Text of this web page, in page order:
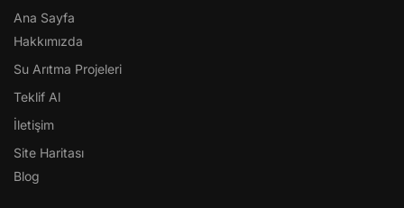
Ana Sayfa
Hakkımızda
Su Arıtma Projeleri
Teklif Al
İletişim
Site Haritası
Blog